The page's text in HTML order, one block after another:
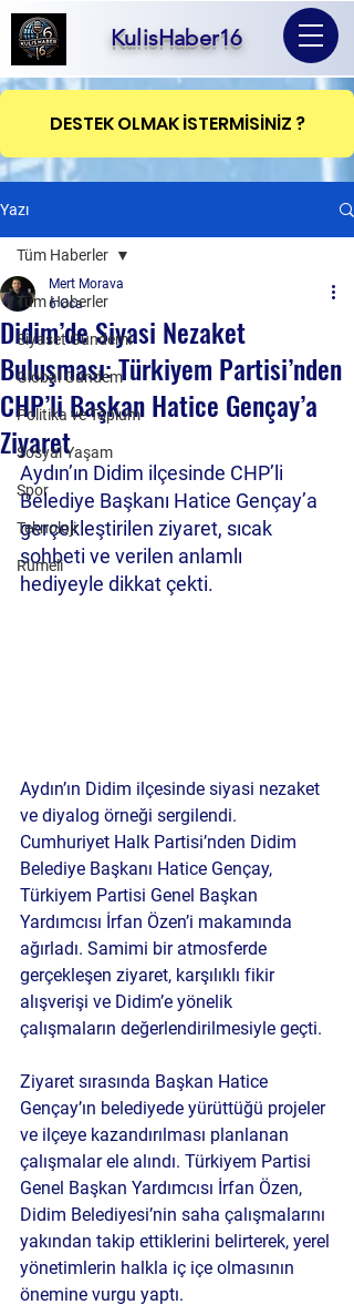
KulisHaber16
DESTEK OLMAK İSTERMİSİNİZ ?
Yazı
Tüm Haberler
Siyaset Gündemi
Global Gündem
Politika ve Toplum
Sosyal Yaşam
Spor
Teknoloji
Rumeli
Tüm Haberler
Didim’de Siyasi Nezaket
Buluşması: Türkiyem Partisi’nden
CHP’li Başkan Hatice Gençay’a
Ziyaret
Mert Morava
6 Oca
Aydın’ın Didim ilçesinde CHP’li
Belediye Başkanı Hatice Gençay’a
gerçekleştirilen ziyaret, sıcak
sohbeti ve verilen anlamlı
hediyeyle dikkat çekti.
Aydın’ın Didim ilçesinde siyasi nezaket
ve diyalog örneği sergilendi.
Cumhuriyet Halk Partisi’nden Didim
Belediye Başkanı Hatice Gençay,
Türkiyem Partisi Genel Başkan
Yardımcısı İrfan Özen’i makamında
ağırladı. Samimi bir atmosferde
gerçekleşen ziyaret, karşılıklı fikir
alışverişi ve Didim’e yönelik
çalışmaların değerlendirilmesiyle geçti.
Ziyaret sırasında Başkan Hatice
Gençay’ın belediyede yürüttüğü projeler
ve ilçeye kazandırılması planlanan
çalışmalar ele alındı. Türkiyem Partisi
Genel Başkan Yardımcısı İrfan Özen,
Didim Belediyesi’nin saha çalışmalarını
yakından takip ettiklerini belirterek, yerel
yönetimlerin halkla iç içe olmasının
önemine vurgu yaptı.